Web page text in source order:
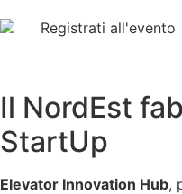
Il NordEst
StartUp
Elevator Innovation Hub,
Registrati all'evento